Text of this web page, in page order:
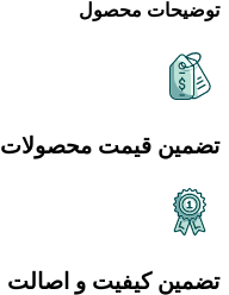
توضیحات محصول
تضمین قیمت محصولات
تضمین کیفیت و اصالت